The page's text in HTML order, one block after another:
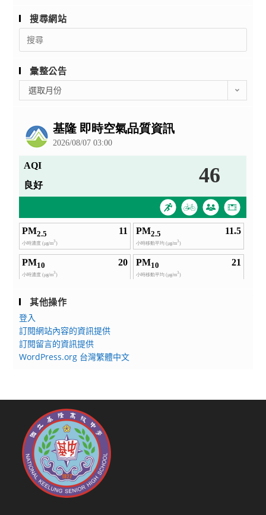
搜尋網站
Search
for:
彙整公告
整
選取月份
其他操作
登入
訂閱網站內容的資訊提供
訂閱留言的資訊提供
WordPress.org 台灣繁體中文